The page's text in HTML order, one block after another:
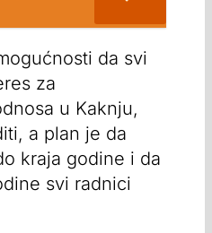
da svi
za
u Kaknju,
a plan je da
kraja godine i da
svi radnici